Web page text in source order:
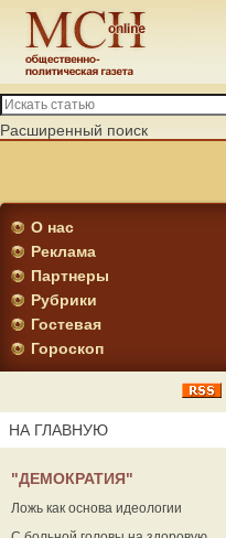
Расширенный поиск
О нас
Реклама
Партнеры
Рубрики
Гостевая
Гороскоп
НА ГЛАВНУЮ
"ДЕМОКРАТИЯ"
Ложь как основа идеологии